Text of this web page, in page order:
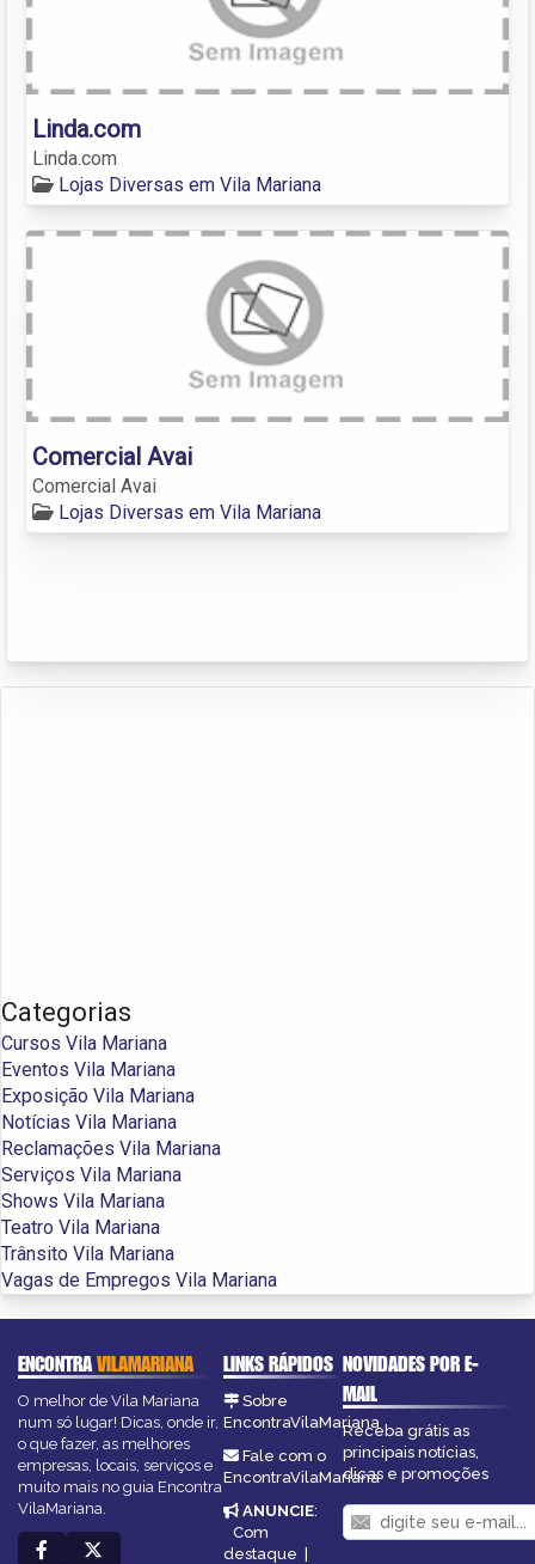
Linda.com
Linda.com
Lojas Diversas em Vila Mariana
Comercial Avai
Comercial Avai
Lojas Diversas em Vila Mariana
Categorias
Cursos Vila Mariana
Eventos Vila Mariana
Exposição Vila Mariana
Notícias Vila Mariana
Reclamações Vila Mariana
Serviços Vila Mariana
Shows Vila Mariana
Teatro Vila Mariana
Trânsito Vila Mariana
Vagas de Empregos Vila Mariana
ENCONTRAVILAMARIANA
O melhor de Vila Mariana
num só lugar! Dicas, onde ir,
o que fazer, as melhores
empresas, locais, serviços e
muito mais no guia Encontra
VilaMariana.
LINKS RÁPIDOS
Sobre
EncontraVilaMariana
Fale com o
EncontraVilaMariana
ANUNCIE:
Com
destaque |
NOVIDADES POR E-
MAIL
Receba grátis as
principais notícias,
dicas e promoções